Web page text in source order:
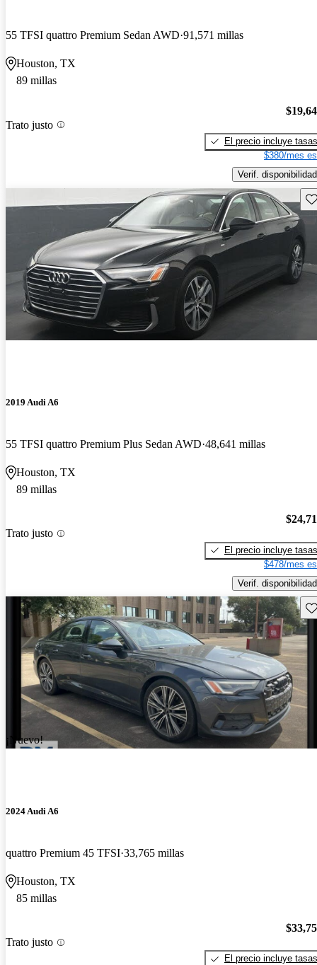
55 TFSI quattro Premium Sedan AWD 91,571 millas
Houston, TX
89 millas
Trato justo
El precio incluye tasas
$380/mes
Verif. disponibilidad
2019 Audi A6
55 TFSI quattro Premium Plus Sedan AWD 48,641 millas
Houston, TX
89 millas
Trato justo
El precio incluye tasas
$478/mes
Verif. disponibilidad
¡Nuevo!
2024 Audi A6
quattro Premium 45 TFSI 33,765 millas
Houston, TX
85 millas
Trato justo
El precio incluye tasas